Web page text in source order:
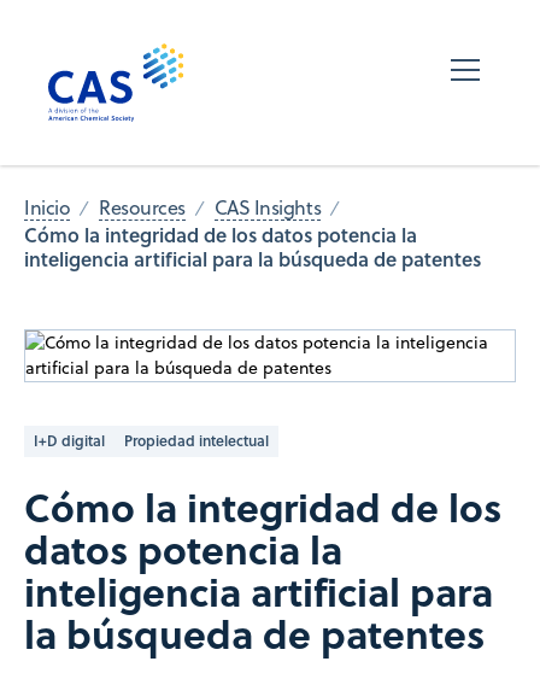
Inicio Resources CAS Insights
Cómo la integridad de los datos potencia la
inteligencia artificial para la búsqueda de patentes
I+D digital Propiedad intelectual
Cómo la integridad de los
datos potencia la
inteligencia artificial para
la búsqueda de patentes